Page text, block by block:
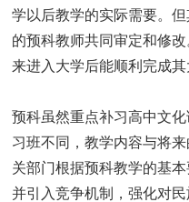
学以后教学的实际需要。
的预科教师共同审定和修
来进入大学后能顺利完成
预科虽然重点补习高中文
习班不同，教学内容与将
关部门根据预科教学的基
并引入竞争机制，强化对